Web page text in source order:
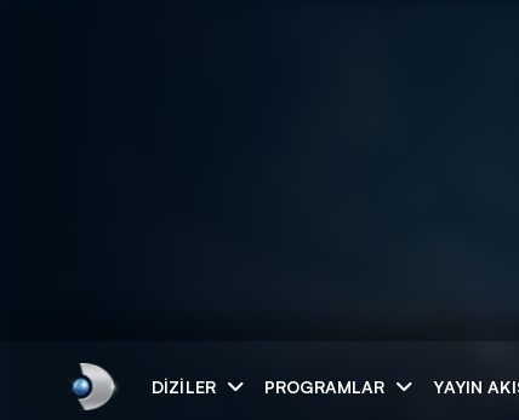
DIZILER PROGRAMLAR YAYIN